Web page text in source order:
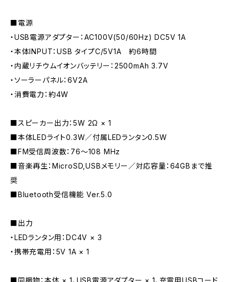
■電源
・USB電源アダプター：AC100V(50/60Hz) DC5V 1A
・本体INPUT：USB タイプC/5V1A 約6時間
・内蔵リチウムイオンバッテリー：2500mAh 3.7V
・ソーラーパネル：6V2A
・消費電力：約4W
■スピーカー出力：5W 2Ω × 1
■本体LEDライト0.3W／付属LEDランタン0.5W
■FM受信周波数：76～108 MHz
■音楽再生：MicroSD,USBメモリー／対応容量：64GBまで推
奨
■Bluetooth受信機能 Ver.5.0
■出力
・LEDランタン用：DC4V × 3
・携帯充電用：5V 1A × 1
■同梱物：本体 × 1、USB電源アダプター × 1、充電用USBコード